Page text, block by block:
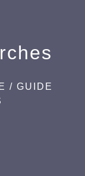
/ GUIDE